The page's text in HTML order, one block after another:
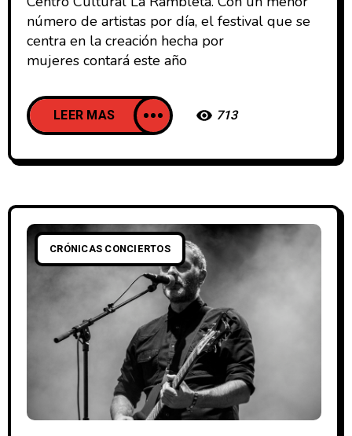
número de artistas por día, el festival que se
centra en la creación hecha por
mujeres contará este año
LEER MAS 713
CRÓNICAS CONCIERTOS